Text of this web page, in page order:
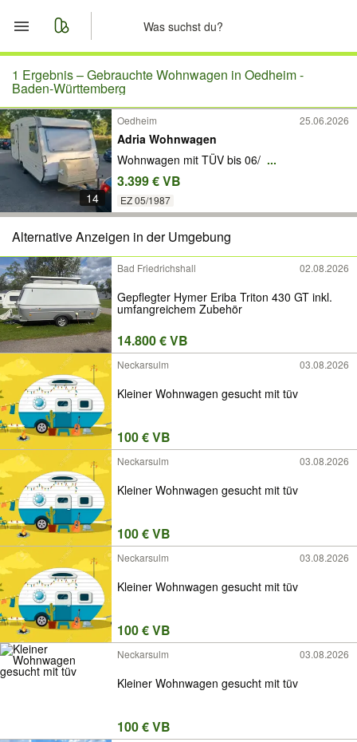
Start
Merkliste
Nachrichten
Anzeige aufgeben
1 Ergebnis –Gebrauchte Wohnwagen in Oedheim -
Baden-Württemberg
14
Oedheim 25.06.2026
Adria Wohnwagen
Wohnwagen mit TÜV bis 06/ ...
3.399 € VB
EZ 05/1987
Alternative Anzeigen in der Umgebung
Bad Friedrichshall 02.08.2026
Gepflegter Hymer Eriba Triton 430 GT inkl.
umfangreichem Zubehör
14.800 € VB
Neckarsulm 03.08.2026
Kleiner Wohnwagen gesucht mit tüv
100 € VB
Neckarsulm 03.08.2026
Kleiner Wohnwagen gesucht mit tüv
100 € VB
Neckarsulm 03.08.2026
Kleiner Wohnwagen gesucht mit tüv
100 € VB
Neckarsulm 03.08.2026
Kleiner Wohnwagen gesucht mit tüv
100 € VB